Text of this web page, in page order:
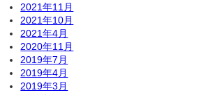
2021年11月
2021年10月
2021年4月
2020年11月
2019年7月
2019年4月
2019年3月